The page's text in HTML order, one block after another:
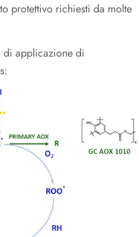
protettivo richiesti da molte
di applicazione di